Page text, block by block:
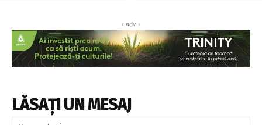
‹ adv ›
LĂSAȚI UN MESAJ